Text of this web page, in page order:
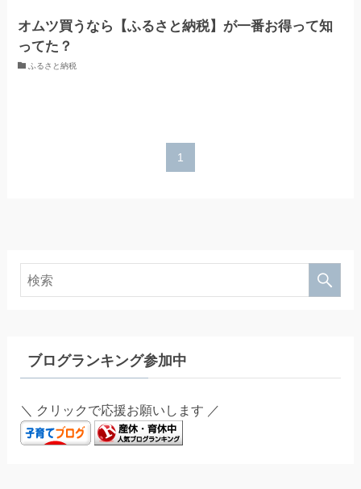
オムツ買うなら【ふるさと納税】が一番お得って知
ってた？
ふるさと納税
1
ブログランキング参加中
＼ クリックで応援お願いします ／